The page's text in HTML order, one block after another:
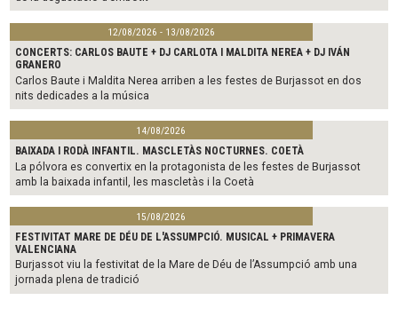
12/08/2026 - 13/08/2026
CONCERTS: CARLOS BAUTE + DJ CARLOTA I MALDITA NEREA + DJ IVÁN
GRANERO
Carlos Baute i Maldita Nerea arriben a les festes de Burjassot en dos
nits dedicades a la música
14/08/2026
BAIXADA I RODÀ INFANTIL. MASCLETÀS NOCTURNES. COETÀ
La pólvora es convertix en la protagonista de les festes de Burjassot
amb la baixada infantil, les mascletàs i la Coetà
15/08/2026
FESTIVITAT MARE DE DÉU DE L'ASSUMPCIÓ. MUSICAL + PRIMAVERA
VALENCIANA
Burjassot viu la festivitat de la Mare de Déu de l’Assumpció amb una
jornada plena de tradició